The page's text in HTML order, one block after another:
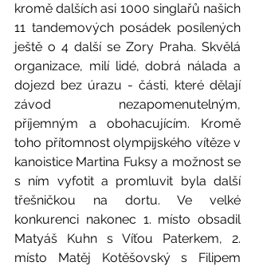
kromě dalších asi 1000 singlařů našich
11 tandemových posádek posílených
ještě o 4 další se Zory Praha. Skvělá
organizace, milí lidé, dobrá nálada a
dojezd bez úrazu - části, které dělají
závod nezapomenutelným,
příjemným a obohacujícím. Kromě
toho přítomnost olympijského vítěze v
kanoistice Martina Fuksy a možnost se
s ním vyfotit a promluvit byla další
třešničkou na dortu. Ve velké
konkurenci nakonec 1. místo obsadil
Matyáš Kuhn s Víťou Paterkem, 2.
místo Matěj Kotěšovský s Filipem